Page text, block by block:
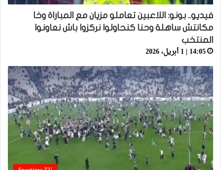
فيديو.. بونو: اللاعبين تعاملو مزيان مع المباراة وخا
مكانتش ساهلة وحنا كنحاولوا نركزوا باش نعاونوا
المنتخب
14:05 | 1 أبريل، 2026